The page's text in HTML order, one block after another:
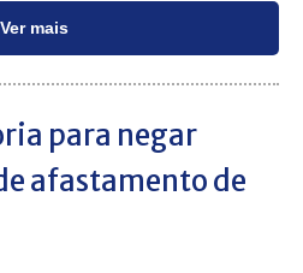
Ver mais
para negar
afastamento de